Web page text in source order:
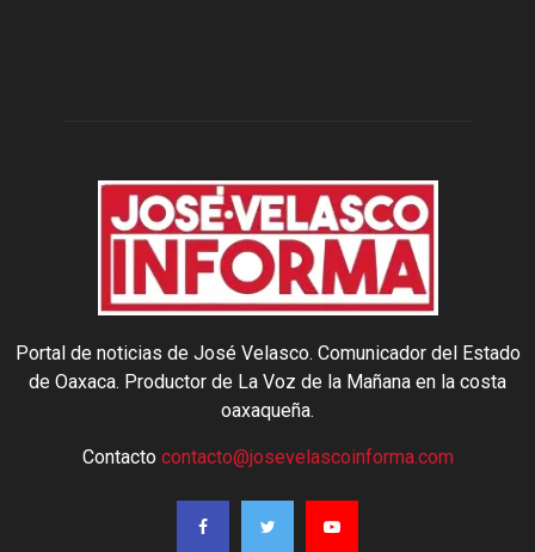
Portal de noticias de José Velasco. Comunicador del Estado
de Oaxaca. Productor de La Voz de la Mañana en la costa
oaxaqueña.
Contacto contacto@josevelascoinforma.com